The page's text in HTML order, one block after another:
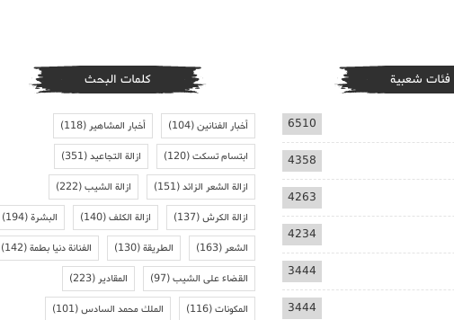
فئات شعبية
6510
4358
4263
4234
3444
3444
كلمات البحث
أخبار الفنانين(104) أخبار المشاهير(118)
ابتسام تسكت(120) ازالة التجاعيد(351)
ازالة الشعر الزائد(151) ازالة الشيب(222)
ازالة الكرش(137) ازالة الكلف(140) البشرة(194)
الشعر(163) الطريقة(130) الفنانة دنيا بطمة(142)
القضاء على الشيب(97) المقادير(223)
المكونات(116) الملك محمد السادس(101)